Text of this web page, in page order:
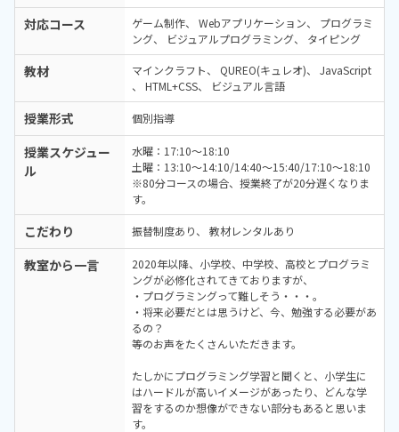
対応コース ゲーム制作 Webアプリケーション
プログラミ
ング
ビジュアルプログラミング タイピング
教材 マインクラフト QUREO(キュレオ)
JavaScript
HTML+CSS
ビジュアル言語
授業形式 個別指導
授業スケジュー
ル
水曜：17:10～18:10
土曜：13:10～14:10/14:40～15:40/17:10～18:10
※80分コースの場合、授業終了が20分遅くなりま
す。
こだわり 振替制度あり 教材レンタルあり
教室から一言
2020年以降、小学校、中学校、高校とプログラミ
ングが必修化されてきておりますが、
・プログラミングって難しそう・・・。
・将来必要だとは思うけど、今、勉強する必要があ
るの？
等のお声をたくさんいただきます。
たしかにプログラミング学習と聞くと、小学生に
はハードルが高いイメージがあったり、どんな学
習をするのか想像ができない部分もあると思いま
す。